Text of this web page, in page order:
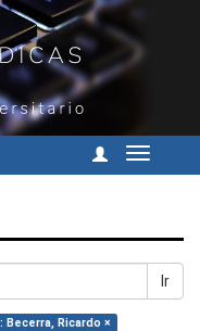
Cambiar
Ir
Becerra, Ricardo ×